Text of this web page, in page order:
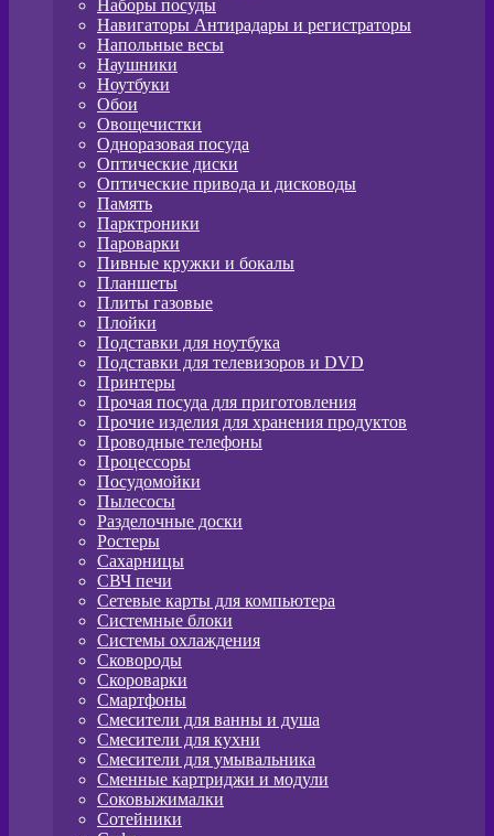
Наборы посуды
Навигаторы Антирадары и регистраторы
Напольные весы
Наушники
Ноутбуки
Обои
Овощечистки
Одноразовая посуда
Оптические диски
Оптические привода и дисководы
Память
Парктроники
Пароварки
Пивные кружки и бокалы
Планшеты
Плиты газовые
Плойки
Подставки для ноутбука
Подставки для телевизоров и DVD
Принтеры
Прочая посуда для приготовления
Прочие изделия для хранения продуктов
Проводные телефоны
Процессоры
Посудомойки
Пылесосы
Разделочные доски
Ростеры
Сахарницы
СВЧ печи
Сетевые карты для компьютера
Системные блоки
Системы охлаждения
Сковороды
Скороварки
Смартфоны
Смесители для ванны и душа
Смесители для кухни
Смесители для умывальника
Сменные картриджи и модули
Соковыжималки
Сотейники